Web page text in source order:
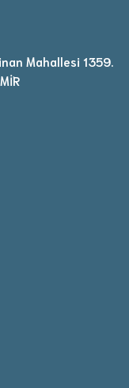
Mahallesi 1359.